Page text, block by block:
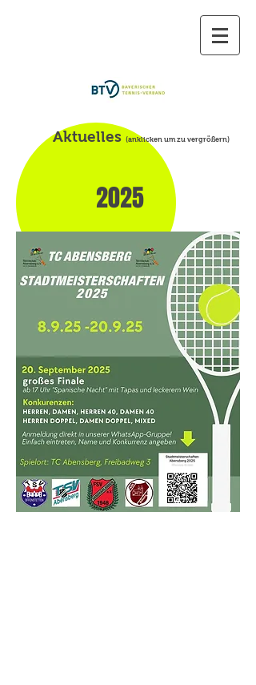
dabei sein ist (fast) alles...
Aktuelles (anklicken um zu vergrößern)
2025